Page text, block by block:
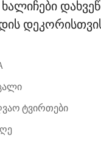
ტვირთები